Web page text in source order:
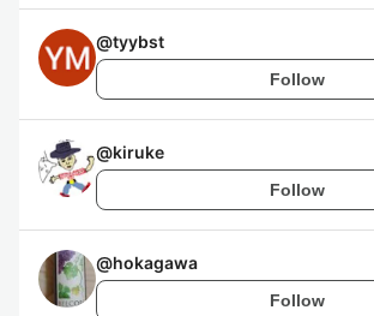
@tyybst
Follow
@kiruke
Follow
@hokagawa
Follow